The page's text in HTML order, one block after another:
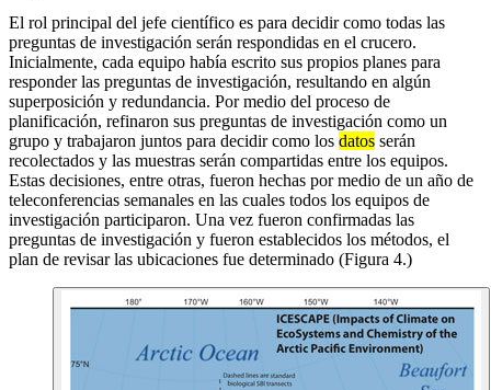
El rol principal del jefe científico es para decidir como todas las
preguntas de investigación serán respondidas en el crucero.
Inicialmente, cada equipo había escrito sus propios planes para
responder las preguntas de investigación, resultando en algún
superposición y redundancia. Por medio del proceso de
planificación, refinaron sus preguntas de investigación como un
grupo y trabajaron juntos para decidir como los datos serán
recolectados y las muestras serán compartidas entre los equipos.
Estas decisiones, entre otras, fueron hechas por medio de un año de
teleconferencias semanales en las cuales todos los equipos de
investigación participaron. Una vez fueron confirmadas las
preguntas de investigación y fueron establecidos los métodos, el
plan de revisar las ubicaciones fue determinado (Figura 4.)